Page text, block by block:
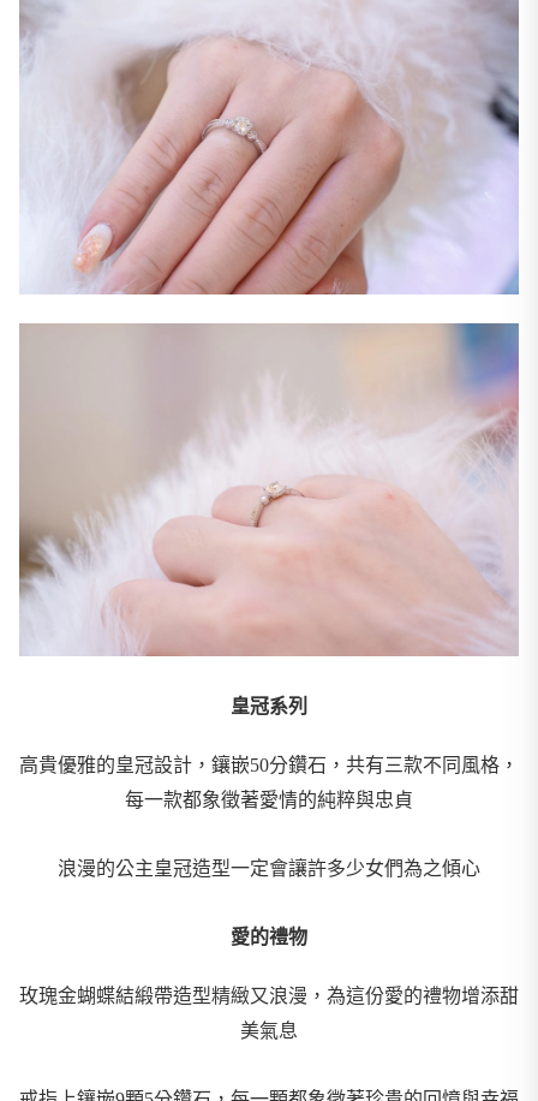
皇冠系列
高貴優雅的皇冠設計，鑲嵌50分鑽石，共有三款不同風格，
每一款都象徵著愛情的純粹與忠貞
浪漫的公主皇冠造型一定會讓許多少女們為之傾心
愛的禮物
玫瑰金蝴蝶結緞帶造型精緻又浪漫，為這份愛的禮物增添甜
美氣息